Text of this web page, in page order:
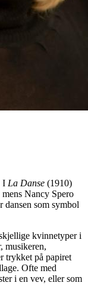
I La Danse (1910)
Nancy Spero
dansen som symbol
kvinnetyper i
musikeren,
trykket på papiret
Ofte med
i en vev, eller som